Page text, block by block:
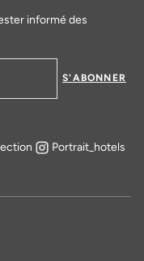
informé des
S'ABONNER
Portrait_hotels